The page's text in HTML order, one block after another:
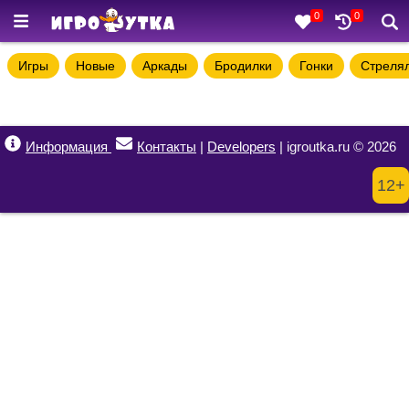
0 0
Игры Новые Аркады Бродилки Гонки
Информация Контакты | Developers | igroutka.ru © 2026
12+